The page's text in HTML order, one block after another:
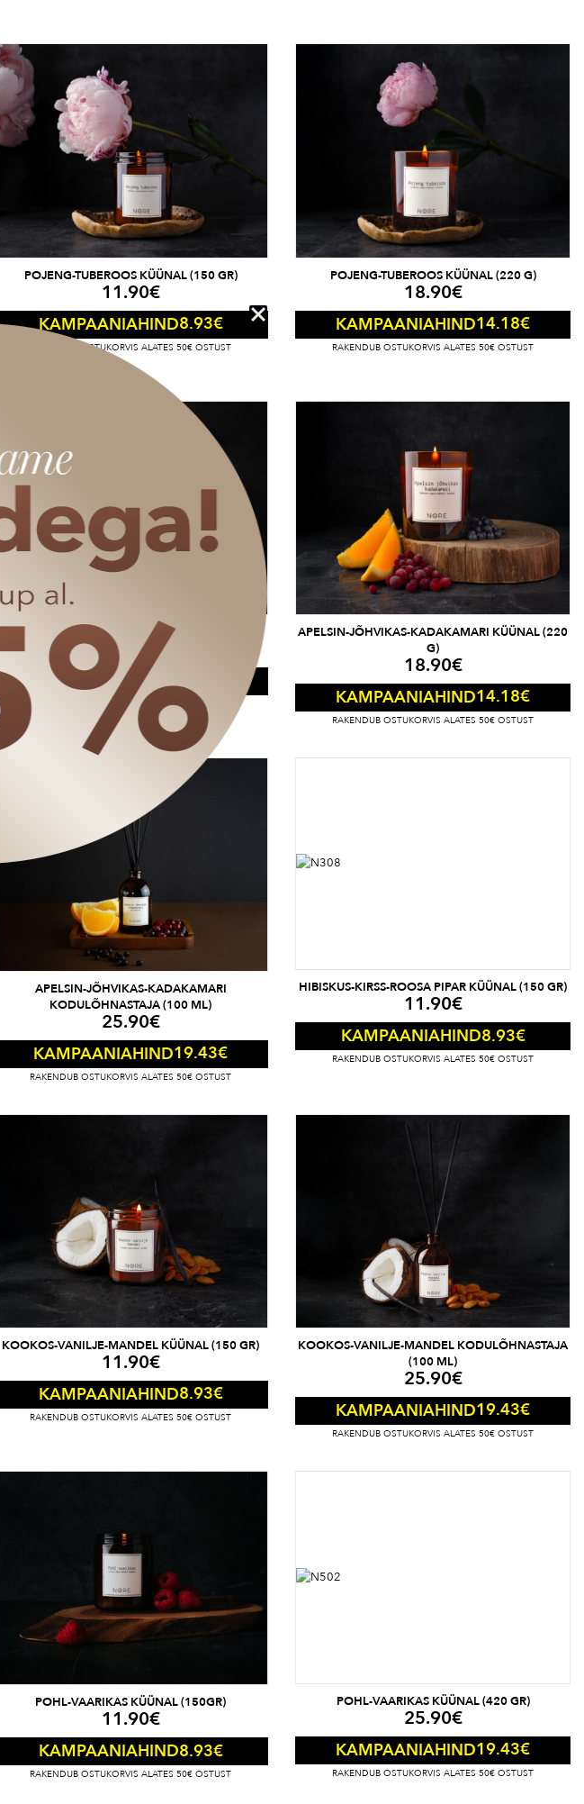
POJENG-TUBEROOS KÜÜNAL (150 GR)
11.90€
KAMPAANIAHIND8.93€
RAKENDUB OSTUKORVIS ALATES 50€ OSTUST
POJENG-TUBEROOS KÜÜNAL (220 G)
18.90€
KAMPAANIAHIND14.18€
RAKENDUB OSTUKORVIS ALATES 50€ OSTUST
ROHELINE TEE-SIDRUNHEIN KÜÜNAL (150 GR)
11.90 €
KAMPAANIAHIND8.93
RAKENDUB OSTUKORVIS ALATES 50€ OSTUST
APELSIN-JÕHVIKAS-KADAKAMARI KÜÜNAL (220
G)
18.90€
KAMPAANIAHIND14.18€
RAKENDUB OSTUKORVIS ALATES 50€ OSTUST
APELSIN-JÕHVIKAS-KADAKAMARI
KODULÕHNASTAJA (100 ML)
25.90€
KAMPAANIAHIND19.43€
RAKENDUB OSTUKORVIS ALATES 50€ OSTUST
HIBISKUS-KIRSS-ROOSA PIPAR KÜÜNAL (150 GR)
11.90€
KAMPAANIAHIND8.93€
RAKENDUB OSTUKORVIS ALATES 50€ OSTUST
KOOKOS-VANILJE-MANDEL KÜÜNAL (150 GR)
11.90€
KAMPAANIAHIND8.93€
RAKENDUB OSTUKORVIS ALATES 50€ OSTUST
KOOKOS-VANILJE-MANDEL KODULÕHNASTAJA
(100 ML)
25.90€
KAMPAANIAHIND19.43€
RAKENDUB OSTUKORVIS ALATES 50€ OSTUST
POHL-VAARIKAS KÜÜNAL (150GR)
11.90€
KAMPAANIAHIND8.93€
RAKENDUB OSTUKORVIS ALATES 50€ OSTUST
POHL-VAARIKAS KÜÜNAL (420 GR)
25.90€
KAMPAANIAHIND19.43€
RAKENDUB OSTUKORVIS ALATES 50€ OSTUST